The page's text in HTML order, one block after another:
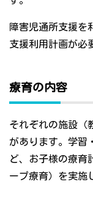
障害児通所支援を
支援利用計画が必
療育の内容
それぞれの施設（
があります。学習
ど、お子様の療育
ープ療育）を実施